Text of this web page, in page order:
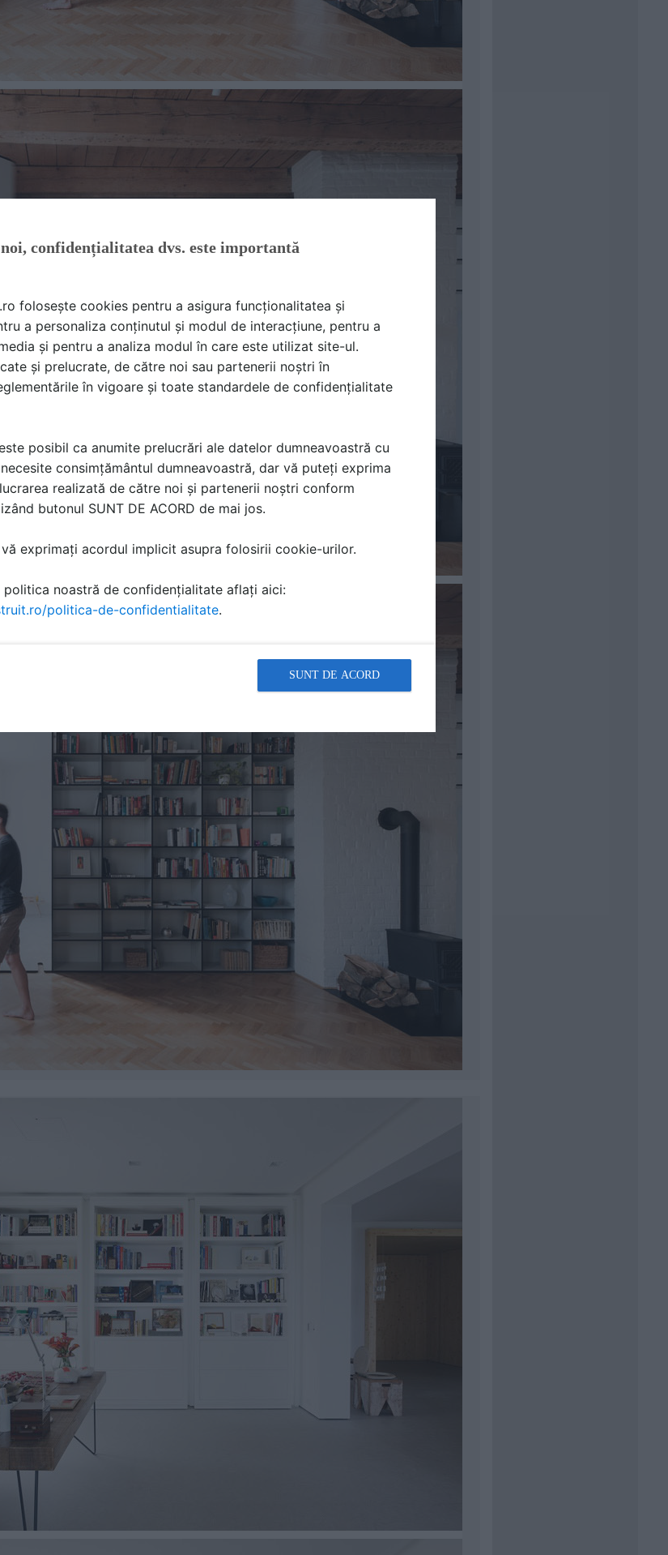
confidențialitatea dvs. este importantă
folosește cookies pentru a asigura funcționalitatea și
a personaliza conținutul și modul de interacțiune, pentru a
și pentru a analiza modul în care este utilizat site-ul.
și prelucrate, de către noi sau partenerii noștri în
în vigoare și toate standardele de confidențialitate
posibil ca anumite prelucrări ale datelor dumneavoastră cu
consimțământul dumneavoastră, dar vă puteți exprima
realizată de către noi și partenerii noștri conform
butonul SUNT DE ACORD de mai jos.
exprimați acordul implicit asupra folosirii cookie-urilor.
politica noastră de confidențialitate aflați aici:
politica-de-confidentialitate.
SUNT DE ACORD